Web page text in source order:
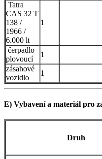
Tatra
CAS 32 T
138 /
1966 /
6.000 lt
1
čerpadlo
plovoucí
1
zásahové
vozidlo
1
E) Vybavení a materiál pro
Druh